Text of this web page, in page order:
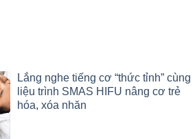
Lắng nghe tiếng cơ “thức tỉnh” cùng
liệu trình SMAS HIFU nâng cơ trẻ
hóa, xóa nhăn